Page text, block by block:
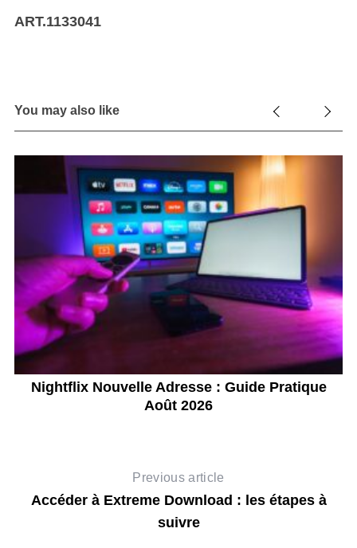
ART.1133041
You may also like
Nightflix Nouvelle Adresse : Guide Pratique
Août 2026
Previous article
Accéder à Extreme Download : les étapes à
suivre